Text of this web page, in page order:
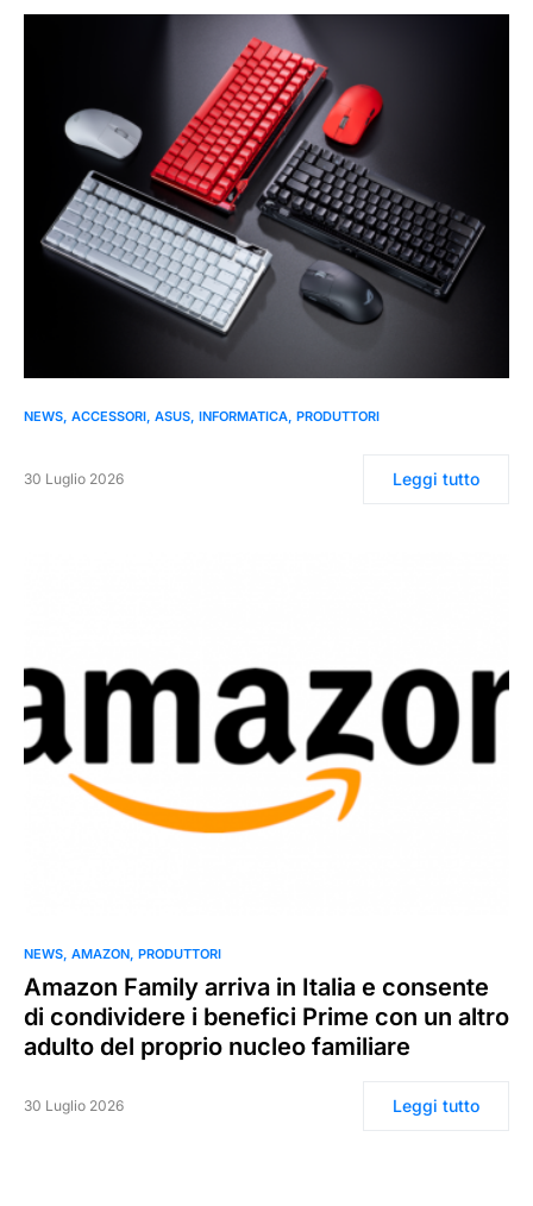
0
NEWS ACCESSORI ASUS INFORMATICA PRODUTTORI
30 Luglio 2026 Leggi tutto
0
NEWS AMAZON PRODUTTORI
Amazon Family arriva in Italia e consente
di condividere i benefici Prime con un altro
adulto del proprio nucleo familiare
30 Luglio 2026 Leggi tutto